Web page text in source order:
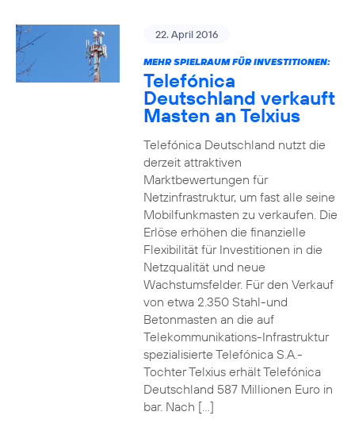
22. April 2016
MEHR SPIELRAUM FÜR INVESTITIONEN:
Telefónica
Deutschland verkauft
Masten an Telxius
Telefónica Deutschland nutzt die
derzeit attraktiven
Marktbewertungen für
Netzinfrastruktur, um fast alle seine
Mobilfunkmasten zu verkaufen. Die
Erlöse erhöhen die finanzielle
Flexibilität für Investitionen in die
Netzqualität und neue
Wachstumsfelder. Für den Verkauf
von etwa 2.350 Stahl-und
Betonmasten an die auf
Telekommunikations-Infrastruktur
spezialisierte Telefónica S.A.-
Tochter Telxius erhält Telefónica
Deutschland 587 Millionen Euro in
bar. Nach […]